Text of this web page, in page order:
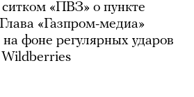
«ПВЗ» о пункте
«Газпром-медиа»
фоне регулярных ударов